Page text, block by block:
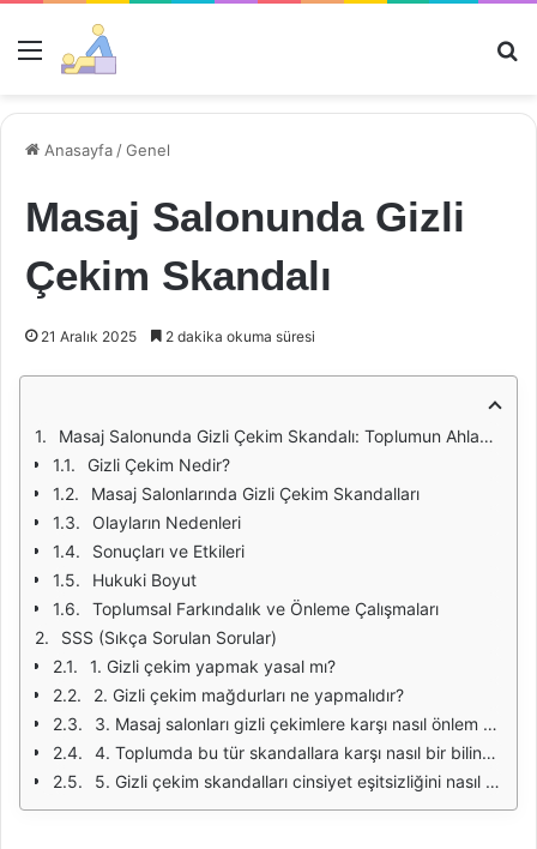
Menü
Anasayfa /Genel
Masaj Salonunda Gizli
Çekim Skandalı
21 Aralık 2025 2 dakika okuma süresi
Masaj Salonunda Gizli Çekim Skandalı: Toplumun Ahlaki Değerleri ve Gizlilik Hakkı Üzerine Bir İnceleme
Gizli Çekim Nedir?
Masaj Salonlarında Gizli Çekim Skandalları
Olayların Nedenleri
Sonuçları ve Etkileri
Hukuki Boyut
Toplumsal Farkındalık ve Önleme Çalışmaları
SSS (Sıkça Sorulan Sorular)
1. Gizli çekim yapmak yasal mı?
2. Gizli çekim mağdurları ne yapmalıdır?
3. Masaj salonları gizli çekimlere karşı nasıl önlem alabilir?
4. Toplumda bu tür skandallara karşı nasıl bir bilinç oluşturulabilir?
5. Gizli çekim skandalları cinsiyet eşitsizliğini nasıl etkiler?